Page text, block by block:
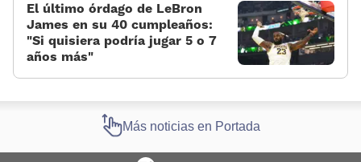
El último órdago de LeBron
James en su 40 cumpleaños:
«Si quisiera podría jugar 5 o 7
años más»
Más noticias en Portada